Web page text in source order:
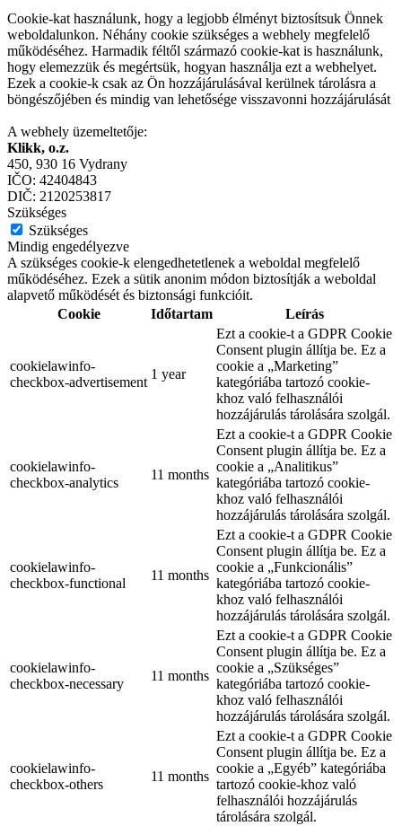
Cookie-kat használunk, hogy a legjobb élményt biztosítsuk Önnek
weboldalunkon. Néhány cookie szükséges a webhely megfelelő
működéséhez. Harmadik féltől származó cookie-kat is használunk,
hogy elemezzük és megértsük, hogyan használja ezt a webhelyet.
Ezek a cookie-k csak az Ön hozzájárulásával kerülnek tárolásra a
böngészőjében és mindig van lehetősége visszavonni hozzájárulását
A webhely üzemeltetője:
Klikk, o.z.
450, 930 16 Vydrany
IČO: 42404843
DIČ: 2120253817
Szükséges
Szükséges
Mindig engedélyezve
A szükséges cookie-k elengedhetetlenek a weboldal megfelelő
működéséhez. Ezek a sütik anonim módon biztosítják a weboldal
alapvető működését és biztonsági funkcióit.
Cookie
Időtartam Leírás
cookielawinfo-
checkbox-advertisement
1 year
Ezt a cookie-t a GDPR Cookie
Consent plugin állítja be. Ez a
cookie a „Marketing”
kategóriába tartozó cookie-
khoz való felhasználói
hozzájárulás tárolására szolgál.
cookielawinfo-
checkbox-analytics
11 months
Ezt a cookie-t a GDPR Cookie
Consent plugin állítja be. Ez a
cookie a „Analitikus”
kategóriába tartozó cookie-
khoz való felhasználói
hozzájárulás tárolására szolgál.
cookielawinfo-
checkbox-functional
11 months
Ezt a cookie-t a GDPR Cookie
Consent plugin állítja be. Ez a
cookie a „Funkcionális”
kategóriába tartozó cookie-
khoz való felhasználói
hozzájárulás tárolására szolgál.
cookielawinfo-
checkbox-necessary
11 months
Ezt a cookie-t a GDPR Cookie
Consent plugin állítja be. Ez a
cookie a „Szükséges”
kategóriába tartozó cookie-
khoz való felhasználói
hozzájárulás tárolására szolgál.
cookielawinfo-
checkbox-others
11 months
Ezt a cookie-t a GDPR Cookie
Consent plugin állítja be. Ez a
cookie a „Egyéb” kategóriába
tartozó cookie-khoz való
felhasználói hozzájárulás
tárolására szolgál.